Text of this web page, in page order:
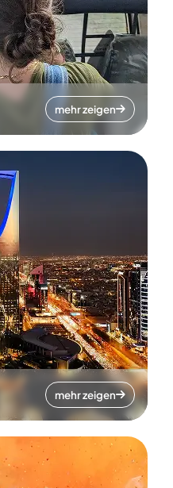
mehr zeigen
mehr zeigen